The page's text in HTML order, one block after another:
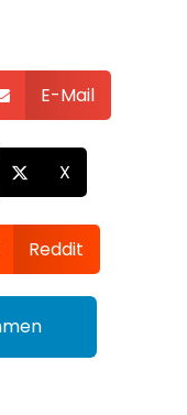
E-Mail
X
Reddit